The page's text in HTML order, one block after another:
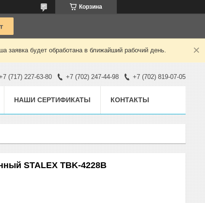
Корзина
заявка будет обработана в ближайший рабочий день.
(717) 227-63-80 +7 (702) 247-44-98 +7 (702) 819-07-05
НАШИ СЕРТИФИКАТЫ КОНТАКТЫ
STALEX TBK-4228B